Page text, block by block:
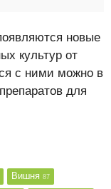
новые
культур от
с ними можно в
для
Вишня 87